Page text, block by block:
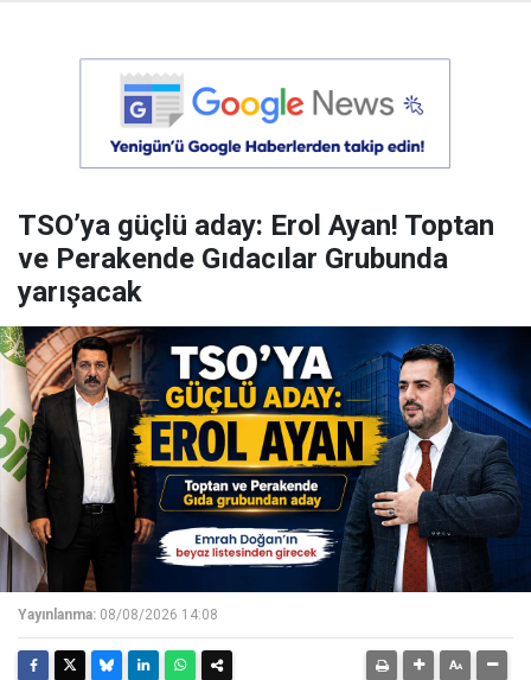
TSO’ya güçlü aday: Erol Ayan! Toptan
ve Perakende Gıdacılar Grubunda
yarışacak
Yayınlanma: 08/08/2026 14:08